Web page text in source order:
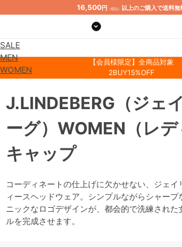
16,500円 （税込） 以上のご購入で送料無
SALE
MEN
WOMEN
【会員様限定】全商品対象
2BUY15%OFF
キャップ
J.LINDEBERG （ジェ
ーグ） WOMEN （レ
コーディネートの仕上げに欠かせない、ジェ
ィースヘッドウェア。シンプルながらシャープ
ニックなロゴデザインが、都会的で洗練された
ルを完成させます。